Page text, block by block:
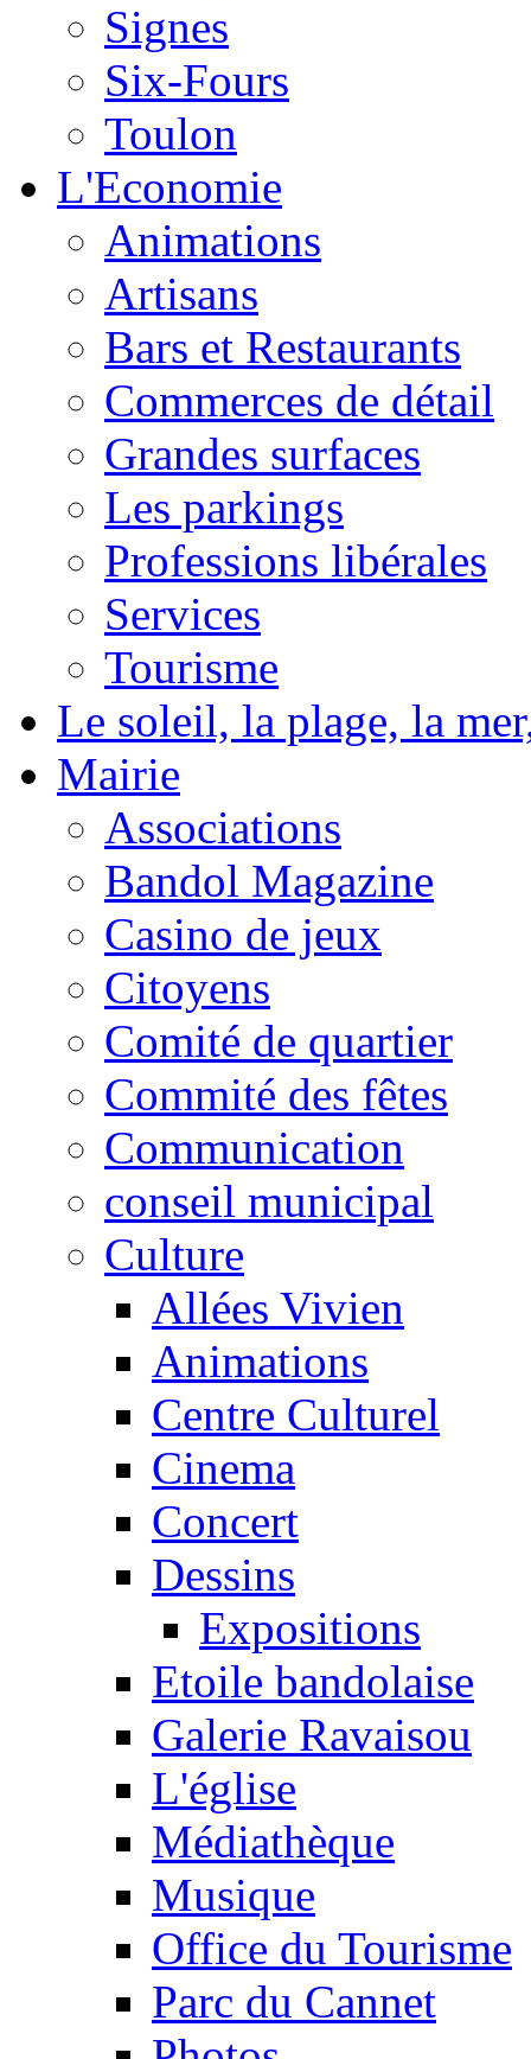
Signes
Six-Fours
Toulon
L'Economie
Animations
Artisans
Bars et Restaurants
Commerces de détail
Grandes surfaces
Les parkings
Professions libérales
Services
Tourisme
Le soleil, la plage, la
Mairie
Associations
Bandol Magazine
Casino de jeux
Citoyens
Comité de quartier
Commité des fêtes
Communication
conseil municipal
Culture
Allées Vivien
Animations
Centre Culturel
Cinema
Concert
Dessins
Expositions
Etoile bandolaise
Galerie Ravaisou
L'église
Médiathèque
Musique
Office du Tourisme
Parc du Cannet